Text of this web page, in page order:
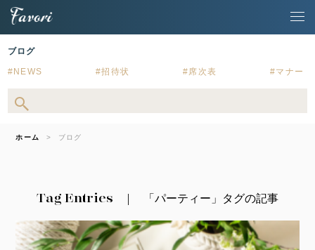
ブログ
NEWS 招待状 席次表 マナー
ホーム ブログ
Tag Entries 「パーティー」タグの記事